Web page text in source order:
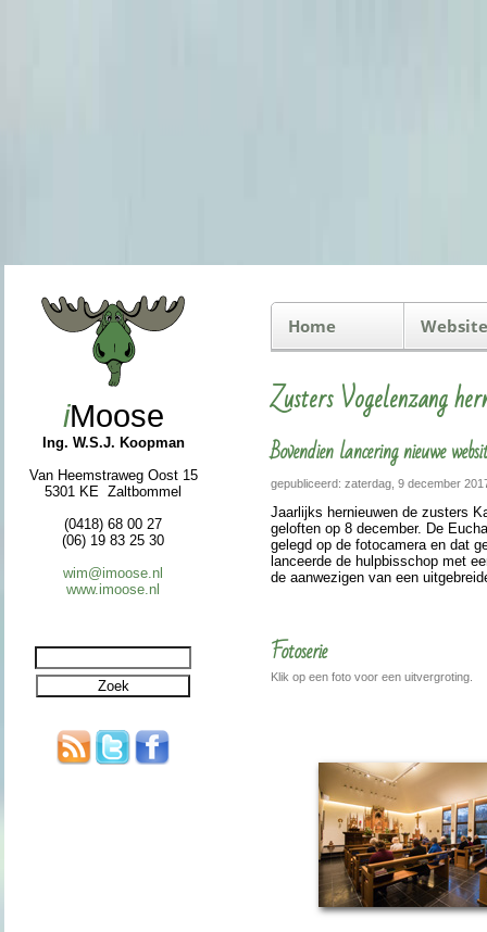
iMoose
Ing. W.S.J. Koopman
Van Heemstraweg Oost 15
5301 KE Zaltbommel
(0418) 68 00 27
(06) 19 83 25 30
wim@imoose.nl
www.imoose.nl
Home
Zusters Vogelenzang
Bovendien lancering nieuwe
gepubliceerd: zaterdag, 9 december
Jaar­lijks hernieuwen de zusters
geloften op 8 de­cem­ber. De
ge­legd op de fotocamera en dat
lan­ceerde de hulp­bis­schop met
de aanwe­zigen van een
Fotoserie
Klik op een foto voor een uitvergroting.